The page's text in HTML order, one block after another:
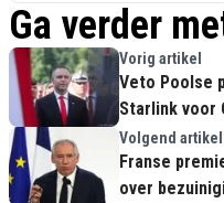
Ga verder
Vorig artikel
Veto Poolse
Starlink voor
Volgend artikel
Franse
over